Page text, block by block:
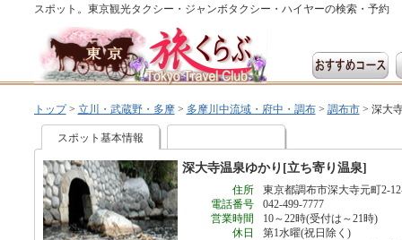
スポット。東京観光タクシー・ジャンボタクシー・ハイヤーの検索・予約
トップ> 立川・武蔵野・多摩> 多摩川中流域・府中・調布> 調布市> 深大
スポット基本情報
深大寺温泉ゆかり[立ち寄り温泉]
住所
東京都調布市深大寺元町2-
電話番号
042-499-7777
営業時間
10～22時(受付は～21時)
休日
第1水曜(祝日除く)